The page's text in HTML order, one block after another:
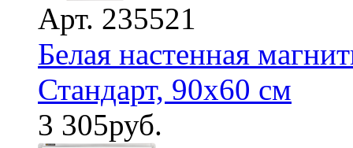
Арт. 235521
Белая настенная
Стандарт, 90х60 см
3 305руб.